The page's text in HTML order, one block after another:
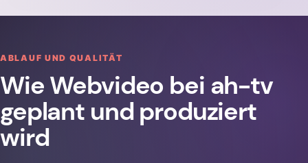
ABLAUF UND QUALITÄT
Wie Webvideo bei ah-tv
geplant und produziert
wird